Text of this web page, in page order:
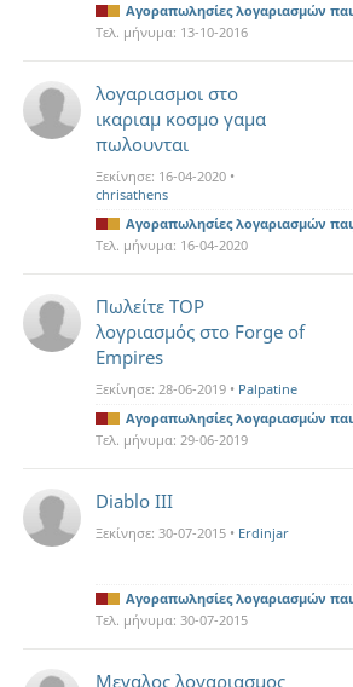
Αγοραπωλησίες λογαριασμών
Τελ. μήνυμα: 13-10-2016
λογαριασμοι στο
ικαριαμ κοσμο γαμα
πωλουνται
Ξεκίνησε: 16-04-2020 •
chrisathens
Αγοραπωλησίες λογαριασμών
Τελ. μήνυμα: 16-04-2020
Πωλείτε TOP
λογριασμός στο Forge of
Empires
Ξεκίνησε: 28-06-2019 • Palpatine
Αγοραπωλησίες λογαριασμών
Τελ. μήνυμα: 29-06-2019
Diablo III
Ξεκίνησε: 30-07-2015 • Erdinjar
Αγοραπωλησίες λογαριασμών
Τελ. μήνυμα: 30-07-2015
Μεγαλος λογαριασμος